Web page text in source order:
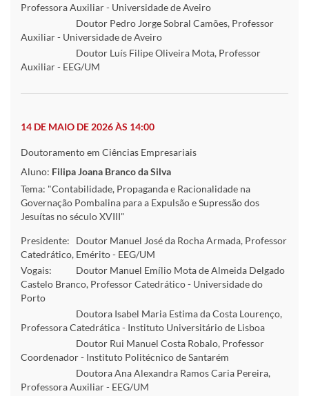
Professora Auxiliar - Universidade de Aveiro
Doutor Pedro Jorge Sobral Camões, Professor
Auxiliar - Universidade de Aveiro
Doutor Luís Filipe Oliveira Mota, Professor
Auxiliar - EEG/UM
14 DE MAIO DE 2026 ÀS 14:00
Doutoramento em Ciências Empresariais
Aluno: Filipa Joana Branco da Silva
Tema: "Contabilidade, Propaganda e Racionalidade na
Governação Pombalina para a Expulsão e Supressão dos
Jesuítas no século XVIII"
Presidente:
Doutor Manuel José da Rocha Armada, Professor
Catedrático, Emérito - EEG/UM
Vogais:
Doutor Manuel Emílio Mota de Almeida Delgado
Castelo Branco, Professor Catedrático - Universidade do
Porto
Doutora Isabel Maria Estima da Costa Lourenço,
Professora Catedrática - Instituto Universitário de Lisboa
Doutor Rui Manuel Costa Robalo, Professor
Coordenador - Instituto Politécnico de Santarém
Doutora Ana Alexandra Ramos Caria Pereira,
Professora Auxiliar - EEG/UM